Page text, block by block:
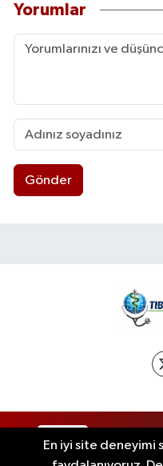
Yorumlar
Gönder
RSS
En iyi site deneyimi